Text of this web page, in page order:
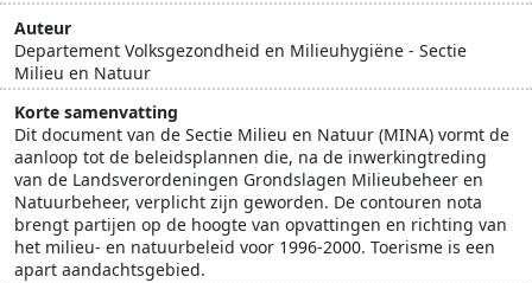
Auteur
Departement Volksgezondheid en Milieuhygiëne - Sectie
Milieu en Natuur
Korte samenvatting
Dit document van de Sectie Milieu en Natuur (MINA) vormt de
aanloop tot de beleidsplannen die, na de inwerkingtreding
van de Landsverordeningen Grondslagen Milieubeheer en
Natuurbeheer, verplicht zijn geworden. De contouren nota
brengt partijen op de hoogte van opvattingen en richting van
het milieu- en natuurbeleid voor 1996-2000. Toerisme is een
apart aandachtsgebied.